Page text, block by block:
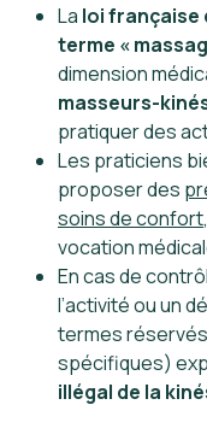
La loi française
terme «
dimension
masseurs-
pratiquer des
Les praticiens
proposer des
soins de confort
vocation
En cas de
l’activité ou un
termes
spécifiques)
illégal de la